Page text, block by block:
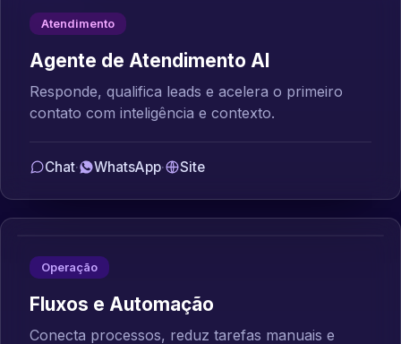
Atendimento
Agente de Atendimento AI
Responde, qualifica leads e acelera o primeiro
contato com inteligência e contexto.
Chat· WhatsApp· Site
Operação
Fluxos e Automação
Conecta processos, reduz tarefas manuais e